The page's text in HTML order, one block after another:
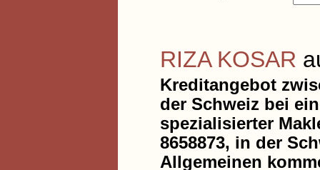
RIZA KOSAR
Kreditangebot
der Schweiz bei
spezialisierter
8658873, in der
Allgemeinen